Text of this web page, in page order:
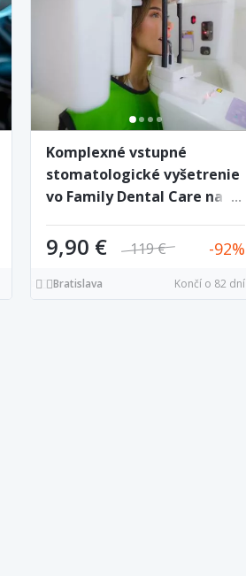
Komplexné vstupné
stomatologické vyšetrenie
vo Family Dental Care na
snímkov v cene
9,90 € 119 € 92
Bratislava Končí o 82 dní